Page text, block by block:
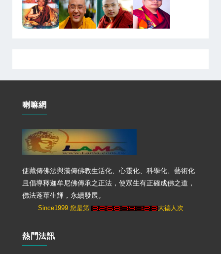
喇嘛網
使藏傳佛法與漢傳佛教生活化、心靈化、科學化、藝術化
且倡導釋迦牟尼佛傳承之正法，使眾生有正確成佛之道，
佛法蓬蓽生輝，永續發展。
Since1999 您是第 大德人次
熱門法訊